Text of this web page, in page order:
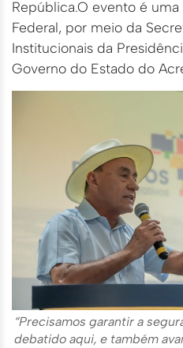
República.O evento é
Federal, por meio da
Institucionais da
Governo do Estado do
“Precisamos garantir a
debatido aqui, e também